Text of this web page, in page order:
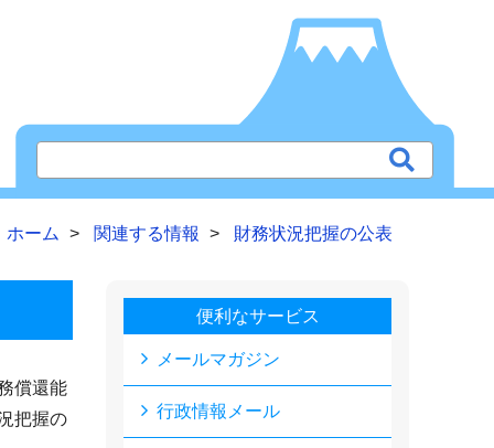
ホーム 関連する情報 財務状況把握の公表
償還能
把握の
便利なサービス
メールマガジン
行政情報メール